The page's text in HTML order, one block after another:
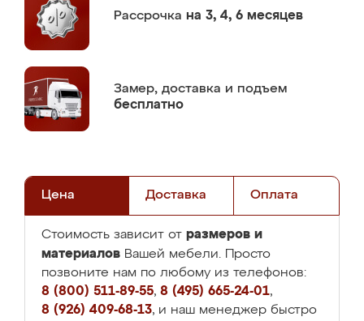
Рассрочка на 3, 4, 6 месяцев
Замер, доставка и подъем
бесплатно
Цена Доставка Оплата
Стоимость зависит от размеров и
материалов Вашей мебели. Просто
позвоните нам по любому из телефонов:
8 (800) 511-89-55, 8 (495) 665-24-01,
8 (926) 409-68-13, и наш менеджер быстро